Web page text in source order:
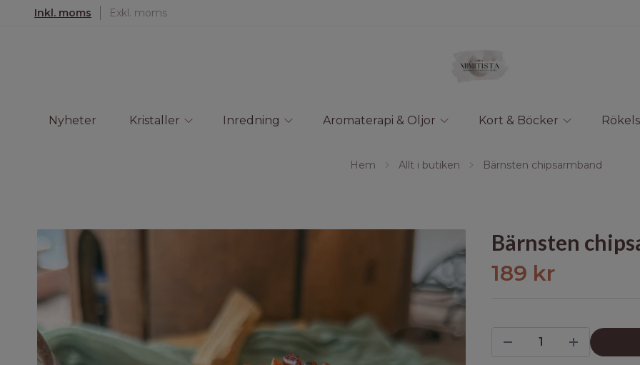
Inkl. moms Exkl. moms
Nyheter Kristaller Inredning Aromaterapi & Oljor Kort & Böcker
Hem Allt i butiken Bärnsten chipsarmband
Bärnsten
189 kr